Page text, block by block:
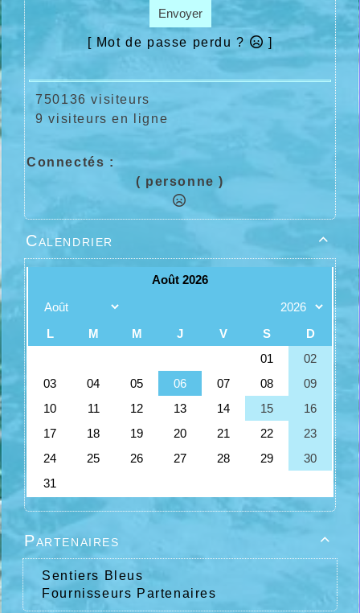
Envoyer
[ Mot de passe perdu ? ]
750136 visiteurs
9 visiteurs en ligne
Connectés :
( personne )

Calendrier

Partenaires
Sentiers Bleus
Fournisseurs Partenaires